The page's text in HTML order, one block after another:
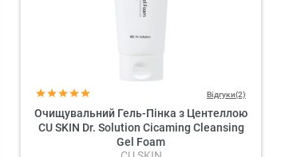
Відгуки(2)
Очищувальний Гель-Пінка з Центеллою
CU SKIN Dr. Solution Cicaming Cleansing
Gel Foam